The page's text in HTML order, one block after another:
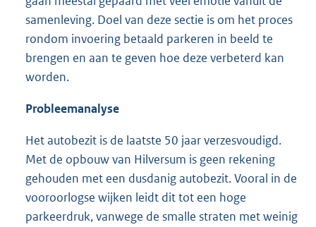
samenleving. Doel van deze sectie is om het proces
rondom invoering betaald parkeren in beeld te
brengen en aan te geven hoe deze verbeterd kan
worden.
Probleemanalyse
Het autobezit is de laatste 50 jaar verzesvoudigd.
Met de opbouw van Hilversum is geen rekening
gehouden met een dusdanig autobezit. Vooral in de
vooroorlogse wijken leidt dit tot een hoge
parkeerdruk, vanwege de smalle straten met weinig